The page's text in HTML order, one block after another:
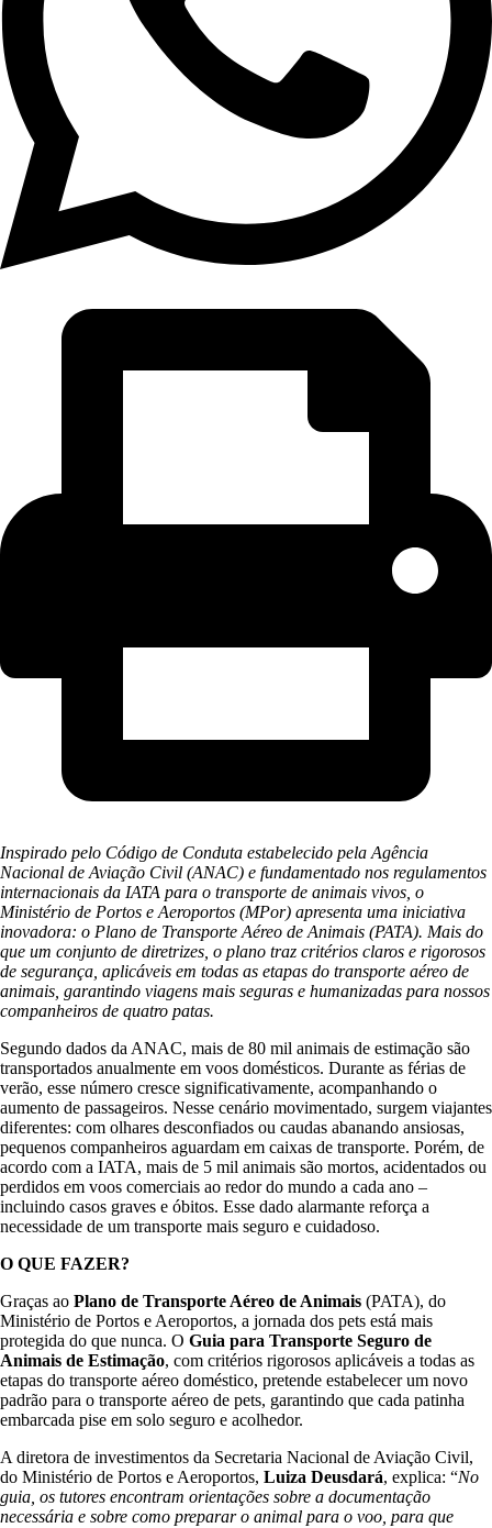
Inspirado pelo Código de Conduta estabelecido pela Agência
Nacional de Aviação Civil (ANAC) e fundamentado nos regulamentos
internacionais da IATA para o transporte de animais vivos, o
Ministério de Portos e Aeroportos (MPor) apresenta uma iniciativa
inovadora: o Plano de Transporte Aéreo de Animais (PATA). Mais do
que um conjunto de diretrizes, o plano traz critérios claros e rigorosos
de segurança, aplicáveis em todas as etapas do transporte aéreo de
animais, garantindo viagens mais seguras e humanizadas para nossos
companheiros de quatro patas.
Segundo dados da ANAC, mais de 80 mil animais de estimação são
transportados anualmente em voos domésticos. Durante as férias de
verão, esse número cresce significativamente, acompanhando o
aumento de passageiros. Nesse cenário movimentado, surgem viajantes
diferentes: com olhares desconfiados ou caudas abanando ansiosas,
pequenos companheiros aguardam em caixas de transporte. Porém, de
acordo com a IATA, mais de 5 mil animais são mortos, acidentados ou
perdidos em voos comerciais ao redor do mundo a cada ano –
incluindo casos graves e óbitos. Esse dado alarmante reforça a
necessidade de um transporte mais seguro e cuidadoso.
O QUE FAZER?
Graças ao Plano de Transporte Aéreo de Animais (PATA), do
Ministério de Portos e Aeroportos, a jornada dos pets está mais
protegida do que nunca. O Guia para Transporte Seguro de
Animais de Estimação, com critérios rigorosos aplicáveis a todas as
etapas do transporte aéreo doméstico, pretende estabelecer um novo
padrão para o transporte aéreo de pets, garantindo que cada patinha
embarcada pise em solo seguro e acolhedor.
A diretora de investimentos da Secretaria Nacional de Aviação Civil,
do Ministério de Portos e Aeroportos, Luiza Deusdará, explica: “No
guia, os tutores encontram orientações sobre a documentação
necessária e sobre como preparar o animal para o voo, para que